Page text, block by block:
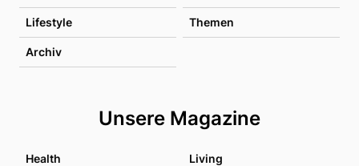
Lifestyle Themen
Archiv
Unsere Magazine
Health Living